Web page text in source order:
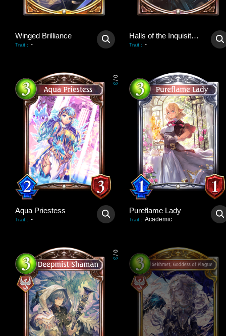
Winged Brilliance
Trait : -
Halls of the Inquisition
Trait : -
0
/
3
Aqua Priestess
Trait : -
Pureflame Lady
Trait : Academic
0
/
3